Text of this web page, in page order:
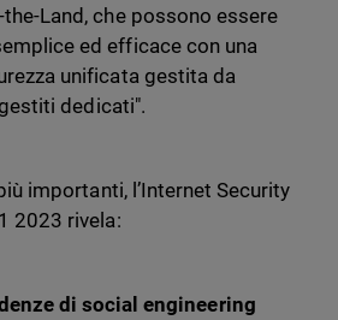
Land, che possono essere
ed efficace con una
unificata gestita da
dedicati".
importanti, l’Internet Security
2023 rivela:
di social engineering